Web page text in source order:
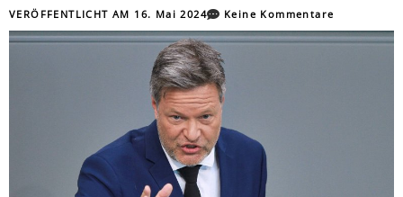
VERÖFFENTLICHT AM 16. Mai 2024 Keine Kommentare